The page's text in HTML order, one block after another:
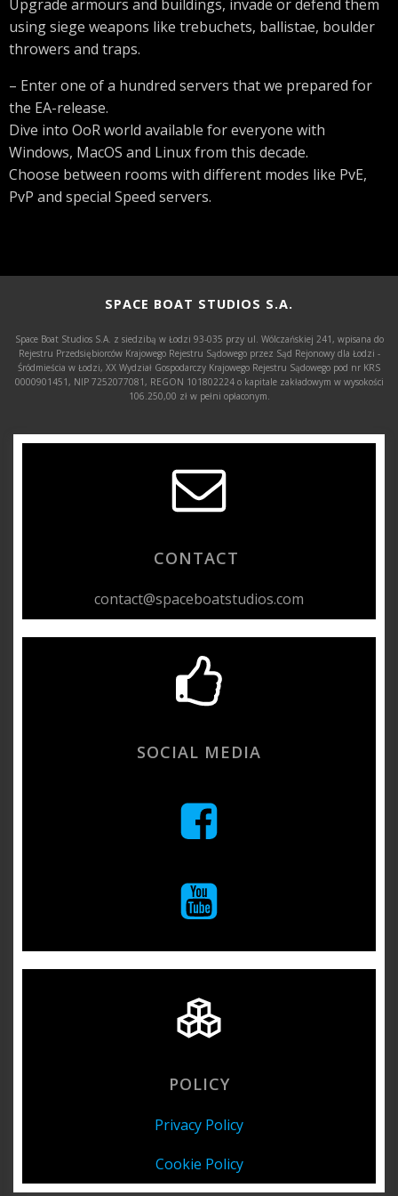
Upgrade armours and buildings, invade or defend them
using siege weapons like trebuchets, ballistae, boulder
throwers and traps.
– Enter one of a hundred servers that we prepared for
the EA-release.
Dive into OoR world available for everyone with
Windows, MacOS and Linux from this decade.
Choose between rooms with different modes like PvE,
PvP and special Speed servers.
SPACE BOAT STUDIOS S.A.
Space Boat Studios S.A. z siedzibą w Łodzi 93-035 przy ul. Wólczańskiej 241, wpisana do
Rejestru Przedsiębiorców Krajowego Rejestru Sądowego przez Sąd Rejonowy dla Łodzi -
Śródmieścia w Łodzi, XX Wydział Gospodarczy Krajowego Rejestru Sądowego pod nr KRS
0000901451, NIP 7252077081, REGON 101802224 o kapitale zakładowym w wysokości
106.250,00 zł w pełni opłaconym.
CONTACT
contact@spaceboatstudios.com
SOCIAL MEDIA
POLICY
Privacy Policy
Cookie Policy